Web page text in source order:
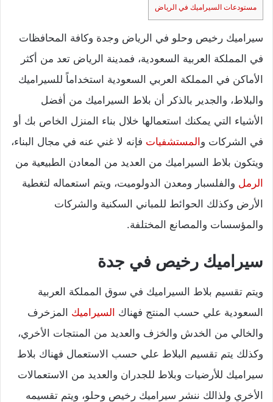
مستودعات السيراميك في الرياض
سيراميك رخيص وحلو في الرياض وجدة وكافة المحافظات
في المملكة العربية السعودية، فمدينة الرياض تعد من أكثر
الأماكن في المملكة العربي السعودية استخداماً للسيراميك
والبلاط، والجدير بالذكر أن بلاط السيراميك من أفضل
الأشياء التي يمكنك استعمالها خلال بناء المنزل الخاص بك أو
في الشركات و المستشفيات فإنه لا غني عنه في مجال البناء،
ويتكون بلاط السيراميك من العديد من المعادن الطبيعية من
الرمل والفلسبار ومعدن الدولوميت، ويتم استعماله لتغطية
الأرض وكذلك الحوائط للمباني السكنية والشركات
والمؤسسات والمصانع المختلفة.
سيراميك رخيص في جدة
ويتم تقسيم بلاط السيراميك في سوق المملكة العربية
السعودية علي حسب المنتج فهناك السيراميك المزخرف
والخالي من الخدش والخزف والعديد من المنتجات الأخري،
وكذلك يتم تقسيم البلاط علي حسب الاستعمال فهناك بلاط
سيراميك للأرضيات وبلاط للجدران والعديد من الاستعمالات
الأخري ولذالك ننشر سيراميك رخيص وحلو، ويتم تقسيمه